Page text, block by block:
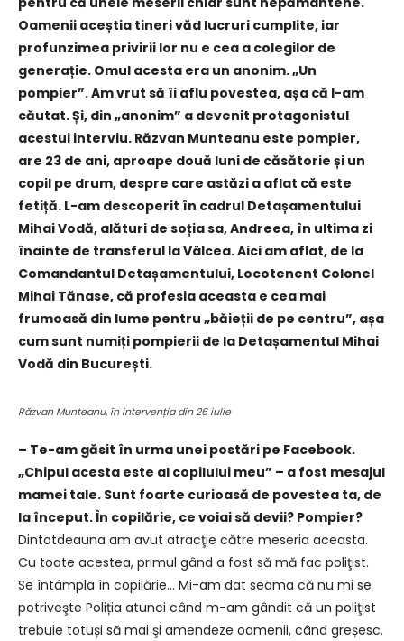
Oamenii aceștia tineri văd lucruri cumplite, iar
profunzimea privirii lor nu e cea a colegilor de
generație. Omul acesta era un anonim. „Un
pompier”. Am vrut să îi aflu povestea, așa că l-am
căutat. Și, din „anonim” a devenit protagonistul
acestui interviu. Răzvan Munteanu este pompier,
are 23 de ani, aproape două luni de căsătorie și un
copil pe drum, despre care astăzi a aflat că este
fetiță. L-am descoperit în cadrul Detașamentului
Mihai Vodă, alături de soția sa, Andreea, în ultima zi
înainte de transferul la Vâlcea. Aici am aflat, de la
Comandantul Detașamentului, Locotenent Colonel
Mihai Tănase, că profesia aceasta e cea mai
frumoasă din lume pentru „băieții de pe centru”, așa
cum sunt numiți pompierii de la Detașamentul Mihai
Vodă din București.
Răzvan Munteanu, în intervenția din 26 iulie
– Te-am găsit în urma unei postări pe Facebook.
„Chipul acesta este al copilului meu” – a fost mesajul
mamei tale. Sunt foarte curioasă de povestea ta, de
la început. În copilărie, ce voiai să devii? Pompier?
Dintotdeauna am avut atracţie către meseria aceasta.
Cu toate acestea, primul gând a fost să mă fac poliţist.
Se întâmpla în copilărie… Mi-am dat seama că nu mi se
potriveşte Poliția atunci când m-am gândit că un poliţist
trebuie totuși să mai şi amendeze oamenii, când greșesc.